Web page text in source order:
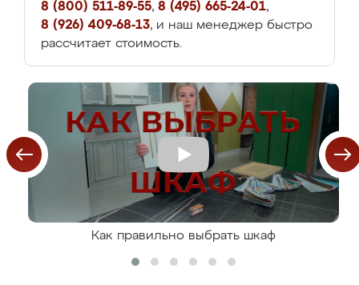
8 (800) 511-89-55, 8 (495) 665-24-01,
8 (926) 409-68-13, и наш менеджер быстро
рассчитает стоимость.
Как правильно выбрать шкаф